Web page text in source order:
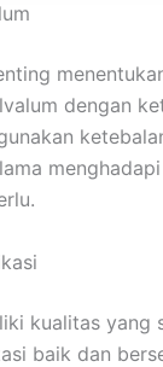
dengan
kualitas yang
baik dan